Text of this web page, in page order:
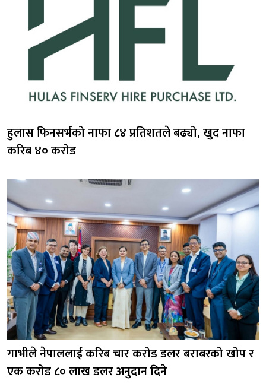
हुलास फिनसर्भको नाफा ८४ प्रतिशतले बढ्यो, खुद नाफा
करिब ४० करोड
गाभीले नेपाललाई करिब चार करोड डलर बराबरको खोप र
एक करोड ८० लाख डलर अनुदान दिने